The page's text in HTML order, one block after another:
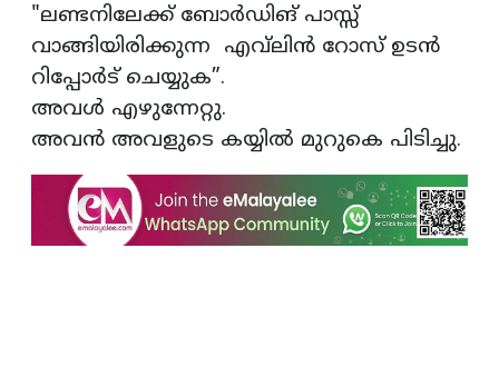
"ലണ്ടനിലേക്ക് ബോർഡിങ് പാസ്സ്
വാങ്ങിയിരിക്കുന്ന എവ്‌ലിൻ റോസ് ഉടൻ
റിപ്പോർട് ചെയ്യുക”.
അവൾ എഴുന്നേറ്റു.
അവൻ അവളുടെ കയ്യിൽ മുറുകെ പിടിച്ചു.